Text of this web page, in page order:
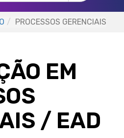
PROCESSOS GERENCIAIS
EM
/ EAD